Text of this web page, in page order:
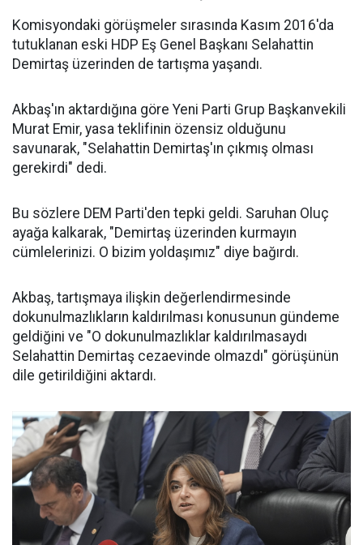
Komisyondaki görüşmeler sırasında Kasım 2016'da
tutuklanan eski HDP Eş Genel Başkanı Selahattin
Demirtaş üzerinden de tartışma yaşandı.
Akbaş'ın aktardığına göre Yeni Parti Grup Başkanvekili
Murat Emir, yasa teklifinin özensiz olduğunu
savunarak, "Selahattin Demirtaş'ın çıkmış olması
gerekirdi" dedi.
Bu sözlere DEM Parti'den tepki geldi. Saruhan Oluç
ayağa kalkarak, "Demirtaş üzerinden kurmayın
cümlelerinizi. O bizim yoldaşımız" diye bağırdı.
Akbaş, tartışmaya ilişkin değerlendirmesinde
dokunulmazlıkların kaldırılması konusunun gündeme
geldiğini ve "O dokunulmazlıklar kaldırılmasaydı
Selahattin Demirtaş cezaevinde olmazdı" görüşünün
dile getirildiğini aktardı.